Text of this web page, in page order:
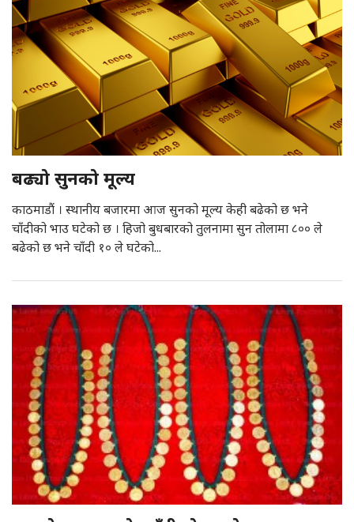
बढ्यो सुनको मूल्य
काठमाडौं । स्थानीय बजारमा आज सुनको मूल्य केही बढेको छ भने
चाँदीको भाउ घटेको छ । हिजो बुधबारको तुलनामा सुन तोलामा ८०० ले
बढेको छ भने चाँदी १० ले घटेको...